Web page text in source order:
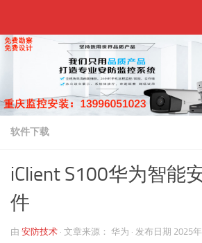
软件下载
iClient S100华为智能
件
由 安防技术 · 文章来源： 华为 · 发布日期 2025